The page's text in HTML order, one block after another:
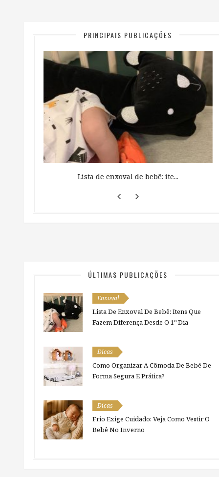
PRINCIPAIS PUBLICAÇÕES
Lista de enxoval de bebê: ite...
ÚLTIMAS PUBLICAÇÕES
Enxoval
Lista De Enxoval De Bebê: Itens Que
Fazem Diferença Desde O 1º Dia
Dicas
Como Organizar A Cômoda De Bebê De
Forma Segura E Prática?
Dicas
Frio Exige Cuidado: Veja Como Vestir O
Bebê No Inverno